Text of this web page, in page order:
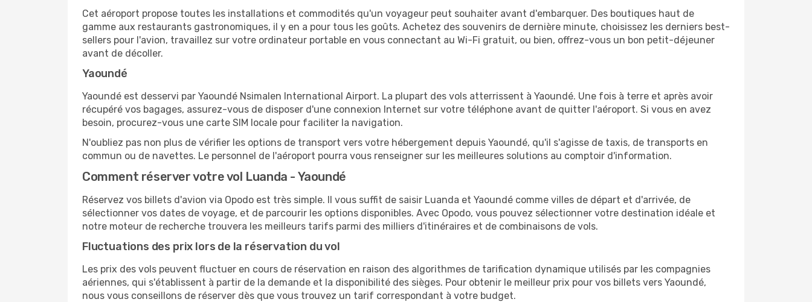
Cet aéroport propose toutes les installations et commodités qu'un voyageur peut souhaiter avant d'embarquer. Des boutiques haut de
gamme aux restaurants gastronomiques, il y en a pour tous les goûts. Achetez des souvenirs de dernière minute, choisissez les derniers best-
sellers pour l'avion, travaillez sur votre ordinateur portable en vous connectant au Wi-Fi gratuit, ou bien, offrez-vous un bon petit-déjeuner
avant de décoller.
Yaoundé
Yaoundé est desservi par Yaoundé Nsimalen International Airport. La plupart des vols atterrissent à Yaoundé. Une fois à terre et après avoir
récupéré vos bagages, assurez-vous de disposer d'une connexion Internet sur votre téléphone avant de quitter l'aéroport. Si vous en avez
besoin, procurez-vous une carte SIM locale pour faciliter la navigation.
N'oubliez pas non plus de vérifier les options de transport vers votre hébergement depuis Yaoundé, qu'il s'agisse de taxis, de transports en
commun ou de navettes. Le personnel de l'aéroport pourra vous renseigner sur les meilleures solutions au comptoir d'information.
Comment réserver votre vol Luanda - Yaoundé
Réservez vos billets d'avion via Opodo est très simple. Il vous suffit de saisir Luanda et Yaoundé comme villes de départ et d'arrivée, de
sélectionner vos dates de voyage, et de parcourir les options disponibles. Avec Opodo, vous pouvez sélectionner votre destination idéale et
notre moteur de recherche trouvera les meilleurs tarifs parmi des milliers d'itinéraires et de combinaisons de vols.
Fluctuations des prix lors de la réservation du vol
Les prix des vols peuvent fluctuer en cours de réservation en raison des algorithmes de tarification dynamique utilisés par les compagnies
aériennes, qui s'établissent à partir de la demande et la disponibilité des sièges. Pour obtenir le meilleur prix pour vos billets vers Yaoundé,
nous vous conseillons de réserver dès que vous trouvez un tarif correspondant à votre budget.